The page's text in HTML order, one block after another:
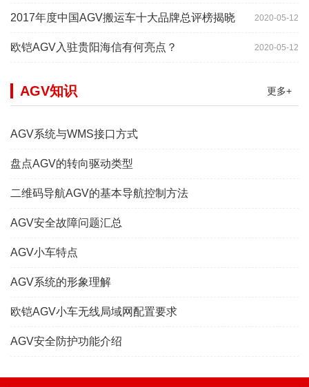
2020-05-12
2017年度中国AGV搬运车十大品牌总评榜揭晓
2020-05-12
欧铠AGV入驻贵阳海信有何亮点？
更多+
AGV知识
AGV系统与WMS接口方式
盘点AGV的转向驱动类型
二维码导航AGV的基本导航控制方法
AGV安全故障问题汇总
AGV小车特点
AGV系统的形象理解
欧铠AGV小车无线局域网配置要求
AGV安全防护功能介绍